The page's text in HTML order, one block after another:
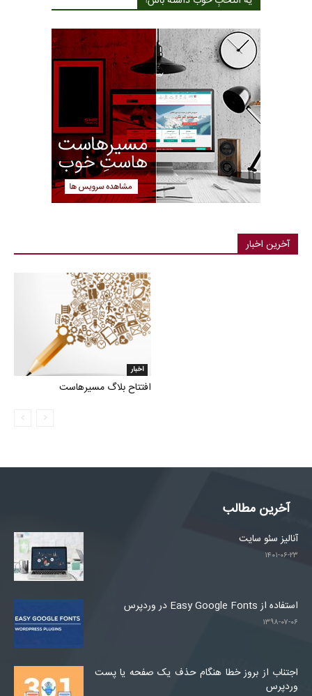
آخرین اخبار
اخبار
افتتاح بلاگ مسیرهاست
آخرین مطالب
آنالیز سئو سایت
۱۴۰۱-۰۶-۲۳
استفاده از Easy Google Fonts در وردپرس
۱۳۹۸-۰۷-۰۶
اجتناب از بروز خطا هنگام حذف یک صفحه یا پست
وردپرس